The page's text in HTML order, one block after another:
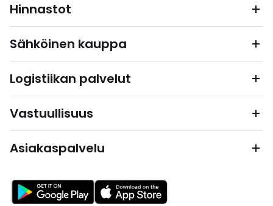
Hinnastot
Sähköinen kauppa
Logistiikan palvelut
Vastuullisuus
Asiakaspalvelu